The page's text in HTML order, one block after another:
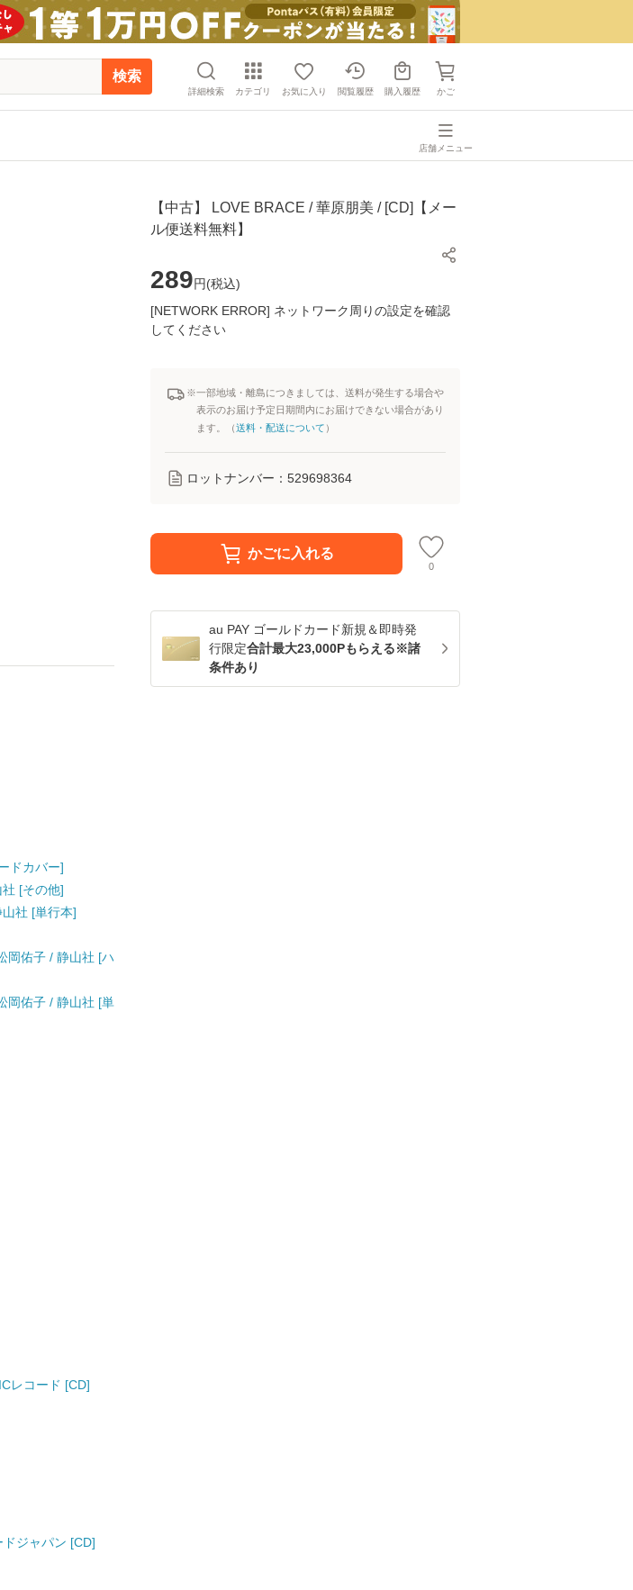
検索
詳細検索 カテゴリ お気に入り 閲覧履歴 購入履歴 かご
店舗メニュー
【中古】 LOVE BRACE / 華原朋美 / [CD]【メー
ル便送料無料】
289円(税込)
[NETWORK ERROR] ネットワーク周りの設定を確認
してください
※一部地域・離島につきましては、送料が発生する場合や
表示のお届け予定日期間内にお届けできない場合があり
ます。（送料・配送について ）
ロットナンバー： 529698364
かごに入れる
0
au PAY ゴールドカード新規＆即時発
行限定合計最大23,000Pもらえる※諸
条件あり
ドカバー]
[その他]
社 [単行本]
岡佑子 / 静山社 [ハ
岡佑子 / 静山社 [単
レコード [CD]
ジャパン [CD]